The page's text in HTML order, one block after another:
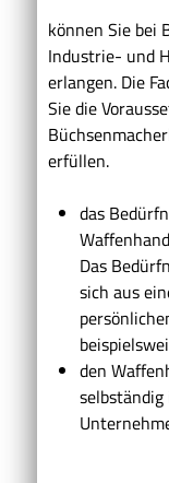
können Sie bei
Industrie- und
erlangen. Die
Sie die
erfüllen.
das
Das
sich aus
den